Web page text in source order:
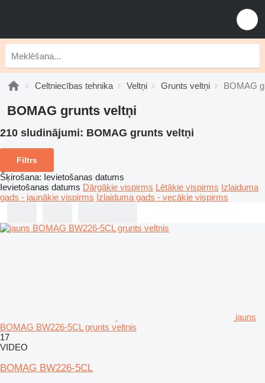
Celtniecības tehnika Veltņi Grunts veltņi BOMAG
BOMAG grunts veltņi
210 sludinājumi: BOMAG grunts veltņi
Filtrs
Šķirošana: Ievietošanas datums
Ievietošanas datums Dārgākie vispirms Lētākie vispirms Izlaiduma
gads - jaunākie vispirms Izlaiduma gads - vecākie vispirms
jauns
BOMAG BW226-5CL grunts veltnis
17
VIDEO
BOMAG BW226-5CL